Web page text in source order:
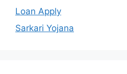
Loan Apply
Sarkari Yojana